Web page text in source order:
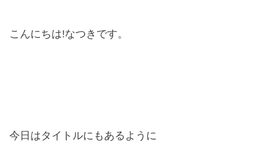
こんにちは!なつきです。
今日はタイトルにもあるように